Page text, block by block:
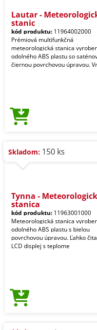
Lautar -
stanic
kód produktu: 11964002000
Prémiová multifunkčná
meteorologická stanica
odolného ABS plastu so
čiernou povrchovou úpravou.
Skladom: 150 ks
Tynna -
stanica
kód produktu: 11963001000
Meteorologická stanica
odolného ABS plastu s bielou
povrchovou úpravou. Ľahko
LCD displej s teplome